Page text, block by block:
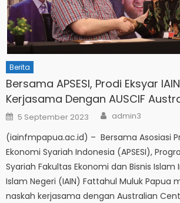
Berita
Bersama APSESI, Prodi Eksyar
Kerjasama Dengan AUSCIF
Posted
on
5 September 2023 Author
admin3
(iainfmpapua.ac.id) – Bersama Asosiasi
Ekonomi Syariah Indonesia (APSESI),
Syariah Fakultas Ekonomi dan Bisnis
Islam Negeri (IAIN) Fattahul Muluk Papua
naskah kerjasama dengan Australian